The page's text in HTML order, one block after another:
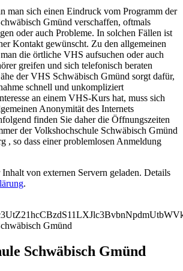
man sich einen Eindruck vom Programm der
Gmünd verschaffen, oftmals
oder auch Probleme. In solchen Fällen ist
Kontakt gewünscht. Zu den allgemeinen
die örtliche VHS aufsuchen oder auch
greifen und sich telefonisch beraten
der VHS Schwäbisch Gmünd sorgt dafür,
schnell und unkompliziert
an einem VHS-Kurs hat, muss sich
Anonymität des Internets
finden Sie daher die Öffnungszeiten
der Volkshochschule Schwäbisch Gmünd
, so dass einer problemlosen Anmeldung
von externen Servern geladen. Details
.
Gmünd
Schwäbisch Gmünd